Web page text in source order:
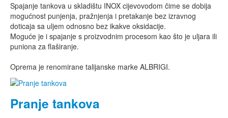
Spajanje tankova u skladištu INOX cijevovodom čime se dobija
mogućnost punjenja, pražnjenja i pretakanje bez izravnog
doticaja sa uljem odnosno bez ikakve oksidacije.
Moguće je i spajanje s proizvodnim procesom kao što je uljara ili
puniona za flaširanje.
Oprema je renomirane talijanske marke ALBRIGI.
Pranje tankova